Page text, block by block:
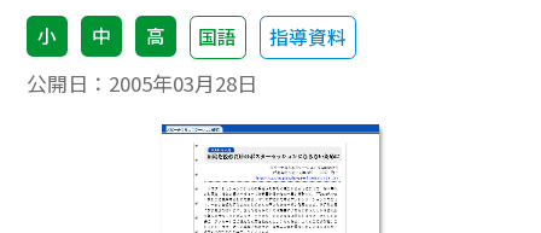
小 中 高 国語 指導資料
公開日： 2005年03月28日